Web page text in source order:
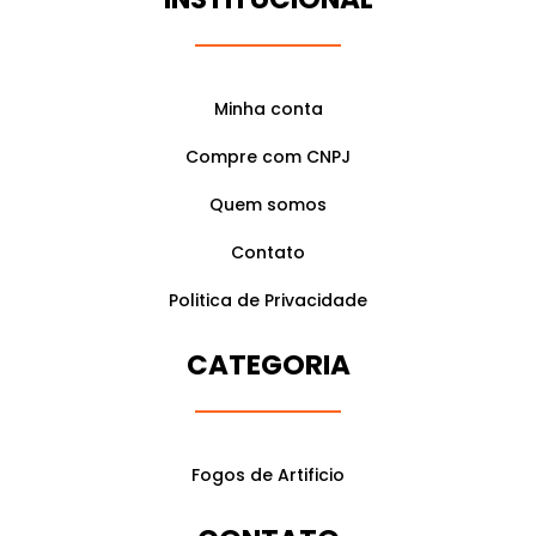
g
o
e
Minha conta
Compre com CNPJ
Quem somos
Contato
Politica de Privacidade
CATEGORIA
Fogos de Artificio